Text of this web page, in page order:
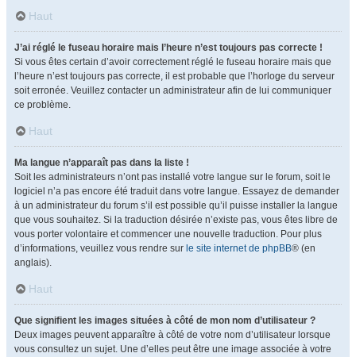
Haut
J’ai réglé le fuseau horaire mais l’heure n’est toujours pas correcte !
Si vous êtes certain d’avoir correctement réglé le fuseau horaire mais que
l’heure n’est toujours pas correcte, il est probable que l’horloge du serveur
soit erronée. Veuillez contacter un administrateur afin de lui communiquer
ce problème.
Haut
Ma langue n’apparaît pas dans la liste !
Soit les administrateurs n’ont pas installé votre langue sur le forum, soit le
logiciel n’a pas encore été traduit dans votre langue. Essayez de demander
à un administrateur du forum s’il est possible qu’il puisse installer la langue
que vous souhaitez. Si la traduction désirée n’existe pas, vous êtes libre de
vous porter volontaire et commencer une nouvelle traduction. Pour plus
d’informations, veuillez vous rendre sur le site internet de phpBB® (en
anglais).
Haut
Que signifient les images situées à côté de mon nom d’utilisateur ?
Deux images peuvent apparaître à côté de votre nom d’utilisateur lorsque
vous consultez un sujet. Une d’elles peut être une image associée à votre